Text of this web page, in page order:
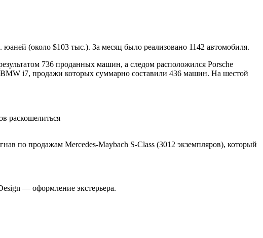
(около $103 тыс.). За месяц было реализовано 1142 автомобиля.
736 проданных машин, а следом расположился Porsche
BMW i7, продажи которых суммарно составили 436 машин. На шестой
раскошелиться
по продажам Mercedes-Maybach S-Class (3012 экземпляров), который
— оформление экстерьера.